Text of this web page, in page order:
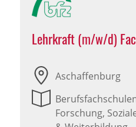
Lehrkraft (m/w/d)
Aschaffenburg
Forschung,